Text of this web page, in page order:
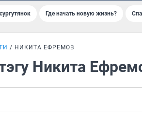
Где начать новую жизнь?
НИКИТА ЕФРЕМОВ
Никита